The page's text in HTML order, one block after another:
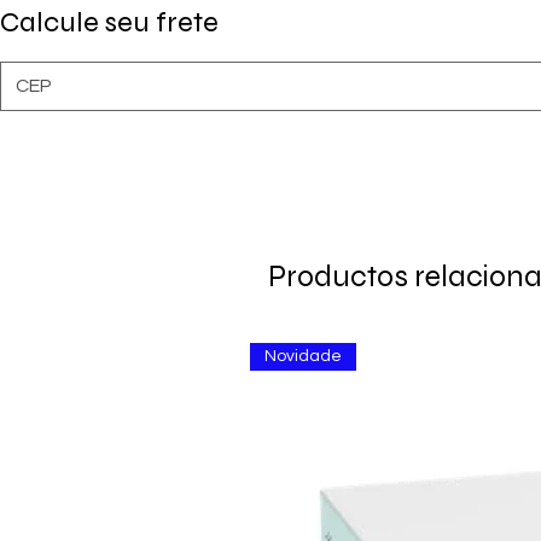
Calcule seu frete
Productos
Novidade